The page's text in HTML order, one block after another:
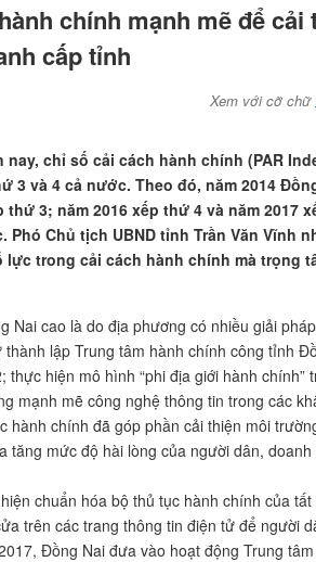
chính mạnh mẽ để cải
cấp tỉnh
Xem với cỡ chữ
nay, chỉ số cải cách hành chính (PAR
3 và 4 cả nước. Theo đó, năm 2014
thứ 3; năm 2016 xếp thứ 4 và năm 2017
Chủ tịch UBND tỉnh Trần Văn Vĩnh
trong cải cách hành chính mà trọng
Nai cao là do địa phương có nhiều giải
lập Trung tâm hành chính công tỉnh
thực hiện mô hình “phi địa giới hành chính”
mạnh mẽ công nghệ thông tin trong các
hành chính đã góp phần cải thiện môi
tăng mức độ hài lòng của người dân,
chuẩn hóa bộ thủ tục hành chính của
trên các trang thông tin điện tử để người
Đồng Nai đưa vào hoạt động Trung